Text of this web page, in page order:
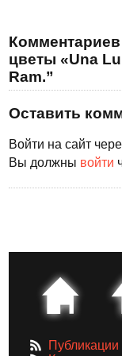
Комментариев
цветы «Una
Ram.”
Оставить
Войти на сайт
Вы должны войти
Публикации